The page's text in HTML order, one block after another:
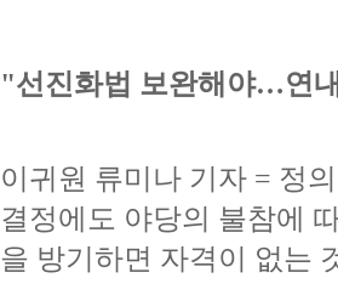
"선진화법 보완해야…연
이귀원 류미나 기자 = 정
결정에도 야당의 불참에
을 방기하면 자격이 없는